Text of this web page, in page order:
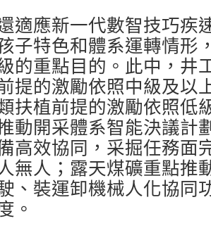
適應新一代數智技巧疾
子特色和體系運轉情形
的重點目的。此中，井
提的激勵依照中級及以
植前提的激勵依照低
動開采體系智能決議計
高效協同，采掘任務面
無人；露天煤礦重點推
、裝運卸機械人化協同
。